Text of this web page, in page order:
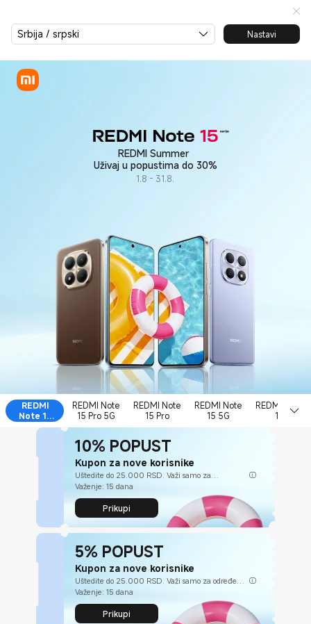
Srbija / srpski Nastavi
REDMI Summer
Uživaj u popustima do 30%
1.8 - 31.8.
REDMI
Note 15
Pro+ 5G
REDMI Note
15 Pro 5G
REDMI Note
15 Pro
REDMI Note
15 5G
REDMI Note
15
10% POPUST
Kupon za nove korisnike
Uštedite do 25.000 RSD. Važi samo za
ekosistem proizvode
Važenje: 15 dana
Prikupi
5% POPUST
Kupon za nove korisnike
Uštedite do 25.000 RSD. Važi samo za određene
modele telefona, Tableti, Ne primenjuje se na
POCO telefoni
Važenje: 15 dana
Prikupi